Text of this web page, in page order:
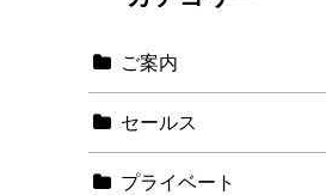
ご案内
セールス
プライベート